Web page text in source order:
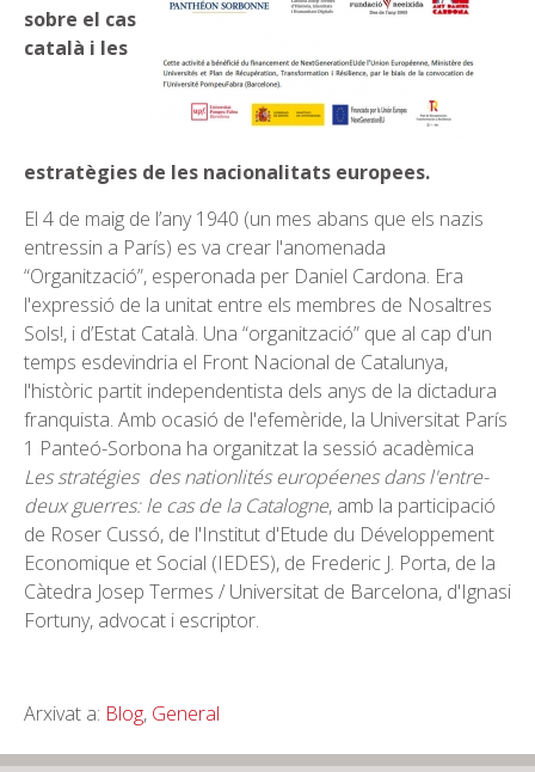
sobre el cas
català i les
estratègies de les nacionalitats europees.
El 4 de maig de l’any 1940 (un mes abans que els nazis
entressin a París) es va crear l'anomenada
“Organització”, esperonada per Daniel Cardona. Era
l'expressió de la unitat entre els membres de Nosaltres
Sols!, i d’Estat Català. Una “organització” que al cap d'un
temps esdevindria el Front Nacional de Catalunya,
l'històric partit independentista dels anys de la dictadura
franquista. Amb ocasió de l'efemèride, la Universitat París
1 Panteó-Sorbona ha organitzat la sessió acadèmica
Les stratégies des nationlités européenes dans l'entre-
deux guerres: le cas de la Catalogne, amb la participació
de Roser Cussó, de l'Institut d'Etude du Développement
Economique et Social (IEDES), de Frederic J. Porta, de la
Càtedra Josep Termes / Universitat de Barcelona, d'Ignasi
Fortuny, advocat i escriptor.
Arxivat a: Blog, General